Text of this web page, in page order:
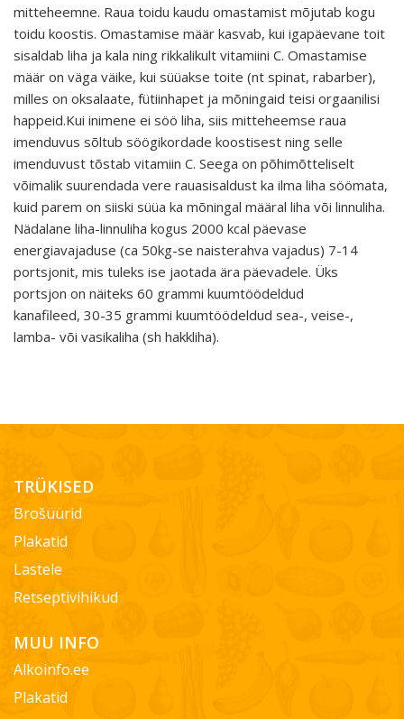
mitteheemne. Raua toidu kaudu omastamist mõjutab kogu
toidu koostis. Omastamise määr kasvab, kui igapäevane toit
sisaldab liha ja kala ning rikkalikult vitamiini C. Omastamise
määr on väga väike, kui süüakse toite (nt spinat, rabarber),
milles on oksalaate, fütiinhapet ja mõningaid teisi orgaanilisi
happeid.Kui inimene ei söö liha, siis mitteheemse raua
imenduvus sõltub söögikordade koostisest ning selle
imenduvust tõstab vitamiin C. Seega on põhimõtteliselt
võimalik suurendada vere rauasisaldust ka ilma liha söömata,
kuid parem on siiski süüa ka mõningal määral liha või linnuliha.
Nädalane liha-linnuliha kogus 2000 kcal päevase
energiavajaduse (ca 50kg-se naisterahva vajadus) 7-14
portsjonit, mis tuleks ise jaotada ära päevadele. Üks
portsjon on näiteks 60 grammi kuumtöödeldud
kanafileed, 30-35 grammi kuumtöödeldud sea-, veise-,
lamba- või vasikaliha (sh hakkliha).
TRÜKISED
Brošüürid
Plakatid
Lastele
Retseptivihikud
MUU INFO
Alkoinfo.ee
Plakatid